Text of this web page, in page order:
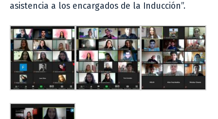
asistencia a los encargados de la Inducción”.